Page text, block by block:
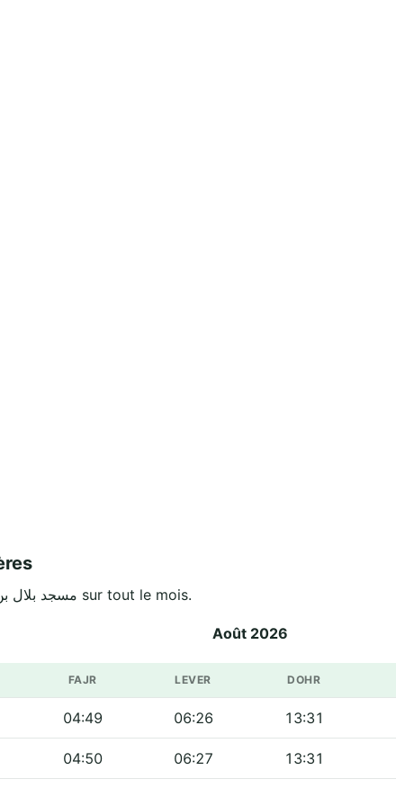
Horaires officiels de مسجد بلال بن رباح - النرجس sur tout le mois.
Août 2026
FAJR LEVER DOHR
04:49 06:26 13:31
04:50 06:27 13:31